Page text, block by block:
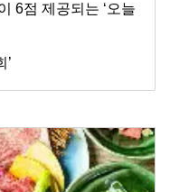
6점 제공되는 ‘오늘
’